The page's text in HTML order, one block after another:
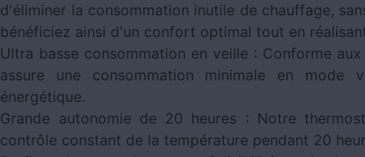
d'éliminer la consommation inutile de chauffage,
bénéficiez ainsi d'un confort optimal tout en
Ultra basse consommation en veille : Conforme
assure une consommation minimale en mode
énergétique.
Grande autonomie de 20 heures : Notre
contrôle constant de la température pendant 20